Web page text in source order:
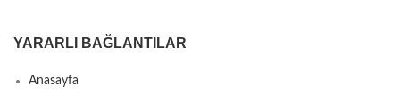
YARARLI BAĞLANTILAR
Anasayfa